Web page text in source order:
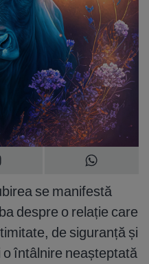
se manifestă
despre o relație care
de siguranță și
întâlnire neașteptată